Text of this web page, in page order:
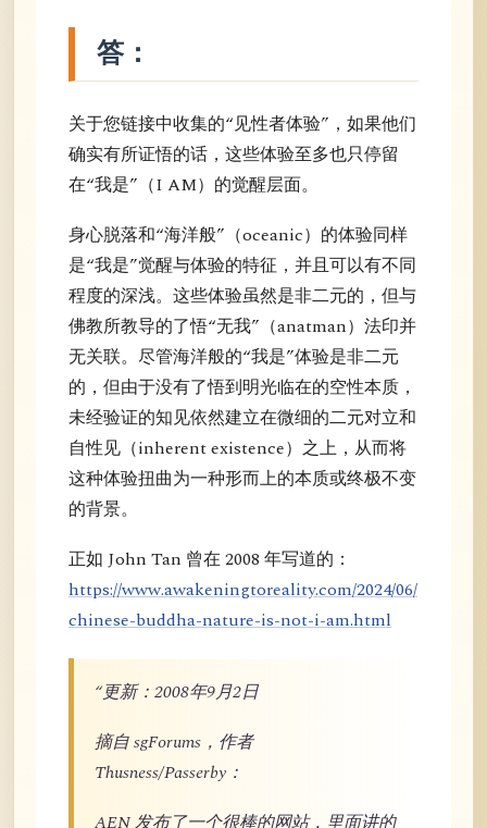
答：
关于您链接中收集的“见性者体验”，如果他们
确实有所证悟的话，这些体验至多也只停留
在“我是”（I AM）的觉醒层面。
身心脱落和“海洋般”（oceanic）的体验同样
是“我是”觉醒与体验的特征，并且可以有不同
程度的深浅。这些体验虽然是非二元的，但与
佛教所教导的了悟“无我”（anatman）法印并
无关联。尽管海洋般的“我是”体验是非二元
的，但由于没有了悟到明光临在的空性本质，
未经验证的知见依然建立在微细的二元对立和
自性见（inherent existence）之上，从而将
这种体验扭曲为一种形而上的本质或终极不变
的背景。
正如 John Tan 曾在 2008 年写道的：
https://www.awakeningtoreality.com/2024/06/
chinese-buddha-nature-is-not-i-am.html
“更新：2008年9月2日
摘自 sgForums，作者
Thusness/Passerby：
AEN 发布了一个很棒的网站，里面讲的